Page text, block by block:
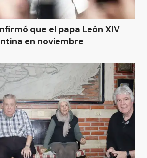
que el papa León XIV
en noviembre